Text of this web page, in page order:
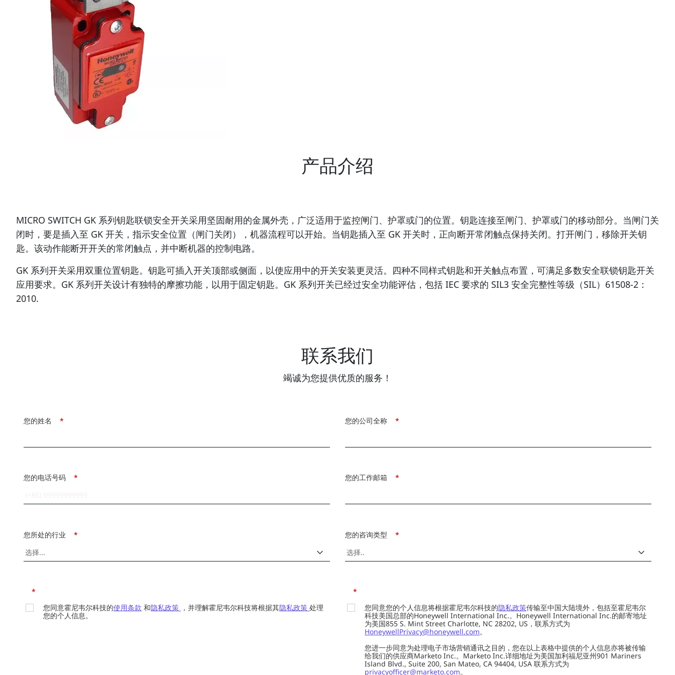
产品介绍
MICRO SWITCH GK 系列钥匙联锁安全开关采用坚固耐用的金属外壳，广泛适用于监控闸门、护罩或门的位置。钥匙连接至闸门、护罩或门的移动部分。当闸门关
闭时，要是插入至 GK 开关，指示安全位置（闸门关闭），机器流程可以开始。当钥匙插入至 GK 开关时，正向断开常闭触点保持关闭。打开闸门，移除开关钥
匙。该动作能断开开关的常闭触点，并中断机器的控制电路。
GK 系列开关采用双重位置钥匙。钥匙可插入开关顶部或侧面，以使应用中的开关安装更灵活。四种不同样式钥匙和开关触点布置，可满足多数安全联锁钥匙开关
应用要求。GK 系列开关设计有独特的摩擦功能，以用于固定钥匙。GK 系列开关已经过安全功能评估，包括 IEC 要求的 SIL3 安全完整性等级（SIL）61508-2：
2010.
联系我们
竭诚为您提供优质的服务！
*
您的姓名 *
您的公司全称
*
您的电话号码 *
您的工作邮箱
*
您所处的行业 *
您的咨询类型
*
您同意霍尼韦尔科技的使用条款 和隐私政策 ，并理解霍尼韦尔科技将根据其隐私政策 处理
您的个人信息。
*
您同意您的个人信息将根据霍尼韦尔科技的隐私政策传输至中国大陆境外，包括至霍尼韦尔
科技美国总部的Honeywell International Inc.。Honeywell International Inc.的邮寄地址
为美国855 S. Mint Street Charlotte, NC 28202, US，联系方式为
HoneywellPrivacy@honeywell.com。
您进一步同意为处理电子市场营销通讯之目的，您在以上表格中提供的个人信息亦将被传输
给我们的供应商Marketo Inc.。Marketo Inc.详细地址为美国加利福尼亚州901 Mariners
Island Blvd., Suite 200, San Mateo, CA 94404, USA 联系方式为
privacyofficer@marketo.com。